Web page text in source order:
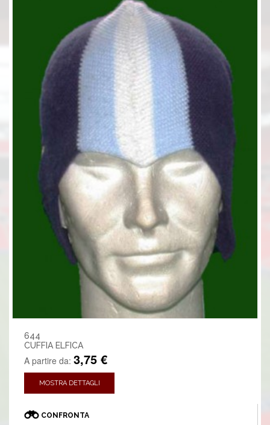
644
CUFFIA ELFICA
A partire da: 3,75 €
MOSTRA DETTAGLI
CONFRONTA